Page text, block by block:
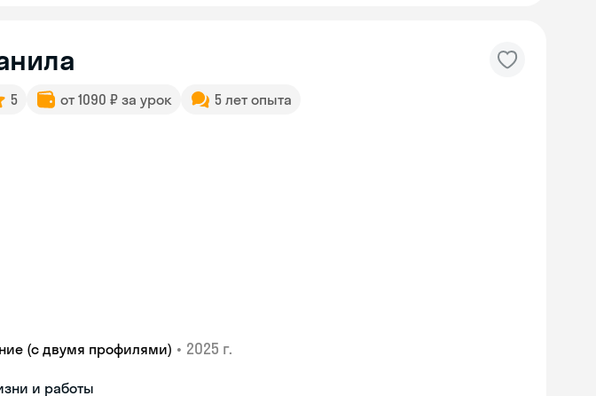
5 от 1090 ₽ за урок 5 лет опыта
(с двумя профилями) • 2025 г.
и работы